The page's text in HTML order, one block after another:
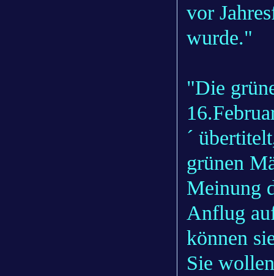
vor
wurde."
"Die
´
grünen
Meinung
Anflug
können
Sie